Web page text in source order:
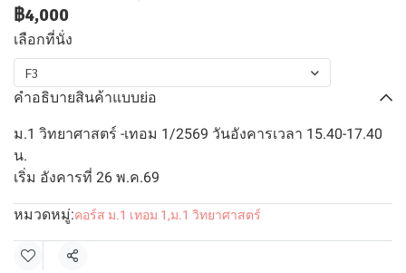
฿4,000
เลือกที่นั่ง
F3
คำอธิบายสินค้าแบบย่อ
ม.1 วิทยาศาสตร์ -เทอม 1/2569 วันอังคารเวลา 15.40-17.40
น.
เริ่ม อังคารที่ 26 พ.ค.69
หมวดหมู่:คอร์ส ม.1 เทอม 1 ,ม.1 วิทยาศาสตร์
แชร์